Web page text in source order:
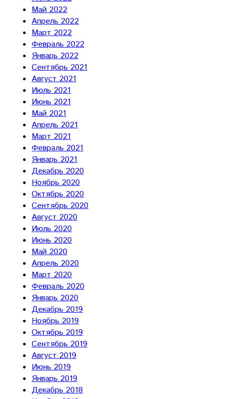
Май 2022
Апрель 2022
Март 2022
Февраль 2022
Январь 2022
Сентябрь 2021
Август 2021
Июль 2021
Июнь 2021
Май 2021
Апрель 2021
Март 2021
Февраль 2021
Январь 2021
Декабрь 2020
Ноябрь 2020
Октябрь 2020
Сентябрь 2020
Август 2020
Июль 2020
Июнь 2020
Май 2020
Апрель 2020
Март 2020
Февраль 2020
Январь 2020
Декабрь 2019
Ноябрь 2019
Октябрь 2019
Сентябрь 2019
Август 2019
Июнь 2019
Январь 2019
Декабрь 2018